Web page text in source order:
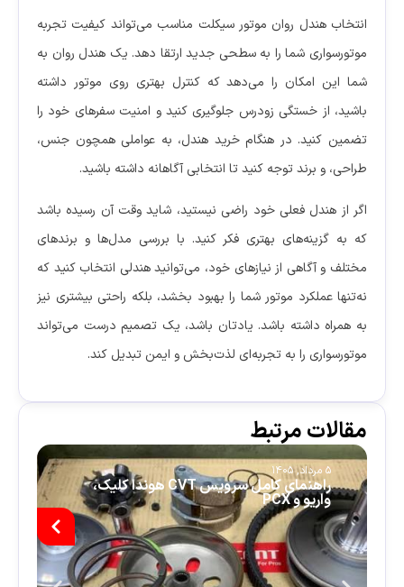
انتخاب هندل روان موتور سیکلت مناسب می‌تواند کیفیت تجربه
موتورسواری شما را به سطحی جدید ارتقا دهد. یک هندل روان به
شما این امکان را می‌دهد که کنترل بهتری روی موتور داشته
باشید، از خستگی زودرس جلوگیری کنید و امنیت سفرهای خود را
تضمین کنید. در هنگام خرید هندل، به عواملی همچون جنس،
طراحی، و برند توجه کنید تا انتخابی آگاهانه داشته باشید.
اگر از هندل فعلی خود راضی نیستید، شاید وقت آن رسیده باشد
که به گزینه‌های بهتری فکر کنید. با بررسی مدل‌ها و برندهای
مختلف و آگاهی از نیازهای خود، می‌توانید هندلی انتخاب کنید که
نه‌تنها عملکرد موتور شما را بهبود بخشد، بلکه راحتی بیشتری نیز
به همراه داشته باشد. یادتان باشد، یک تصمیم درست می‌تواند
موتورسواری را به تجربه‌ای لذت‌بخش و ایمن تبدیل کند.
مقالات مرتبط
5 مرداد, 1405
راهنمای کامل سرویس CVT هوندا کلیک،
واریو و PCX